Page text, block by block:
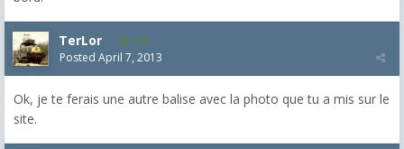
TerLor 114
Posted April 7, 2013
Ok, je te ferais une autre balise avec la photo que tu a mis sur le
site.